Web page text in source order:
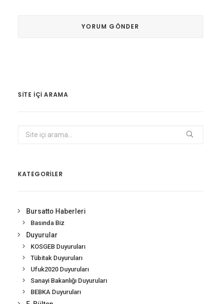
SITE IÇI ARAMA
KATEGORİLER
Bursatto Haberleri
Basında Biz
Duyurular
KOSGEB Duyuruları
Tübitak Duyuruları
Ufuk2020 Duyuruları
Sanayi Bakanlığı Duyuruları
BEBKA Duyuruları